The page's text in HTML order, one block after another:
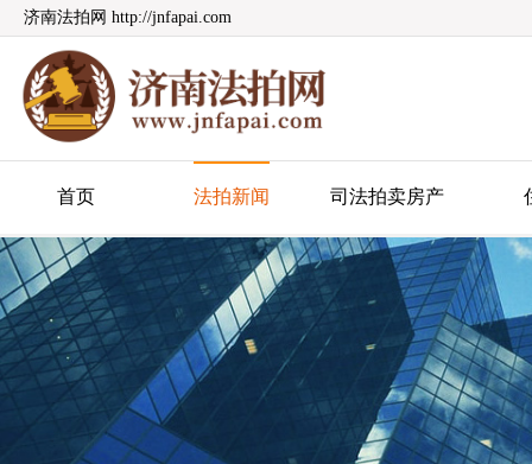
济南法拍网 http://jnfapai.com
济南法拍网
首页 法拍新闻 司法拍卖房产